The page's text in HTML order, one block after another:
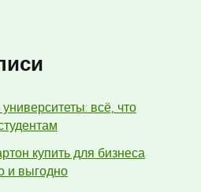
всё, что
купить для бизнеса
и выгодно